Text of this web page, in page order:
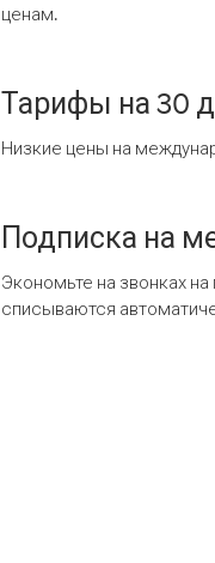
ценам.
Тарифы на 30
Низкие цены на
Подписка на
Экономьте на звонках
списываются